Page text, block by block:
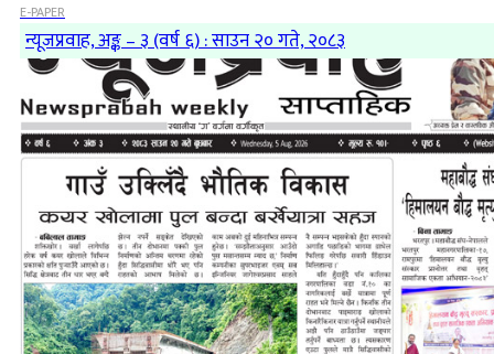
E-PAPER
न्यूजप्रवाह, अङ्क – ३ (वर्ष ६) : साउन २० गते, २०८३